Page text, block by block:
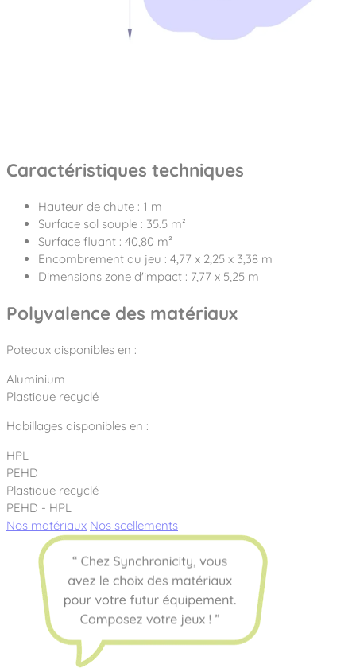
Caractéristiques techniques
Hauteur de chute : 1 m
Surface sol souple : 35.5 m²
Surface fluant : 40,80 m²
Encombrement du jeu : 4,77 x 2,25 x 3,38 m
Dimensions zone d'impact : 7,77 x 5,25 m
Polyvalence des matériaux
Poteaux disponibles en :
Aluminium
Plastique recyclé
Habillages disponibles en :
HPL
PEHD
Plastique recyclé
PEHD - HPL
Nos matériaux Nos scellements